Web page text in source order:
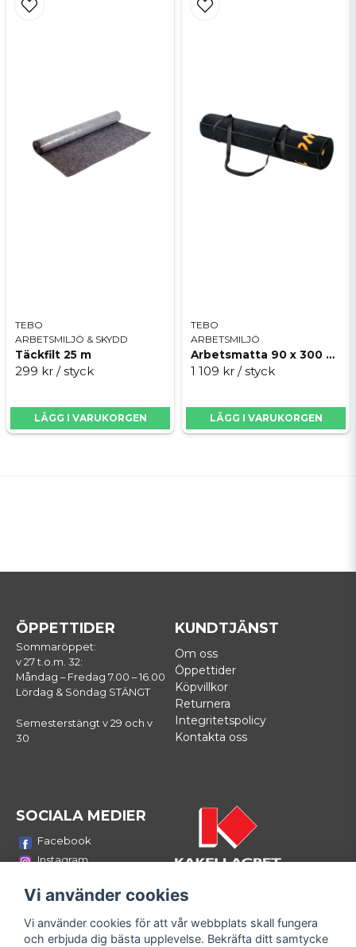
TEBO
ARBETSMILJÖ & SKYDD
Täckfilt 25 m
299 kr / styck
LÄGG I VARUKORGEN
TEBO
ARBETSMILJÖ
Arbetsmatta 90 x 300 cm
1 109 kr / styck
LÄGG I VARUKORGEN
ÖPPETTIDER
Sommaröppet:
v 27 t.o.m. 32:
Måndag – Fredag 7.00 – 16.00
Lördag & Söndag STÄNGT
Semesterstängt v 29 och v
30
KUNDTJÄNST
Om oss
Öppettider
Köpvillkor
Returnera
Integritetspolicy
Kontakta oss
SOCIALA MEDIER
Facebook
Instagram
LinkedIn
Bli medlem i vårt nyhetsbrev
Vi använder cookies
Vi använder cookies för att vår webbplats skall fungera
och erbjuda dig bästa upplevelse. Bekräfta ditt samtycke